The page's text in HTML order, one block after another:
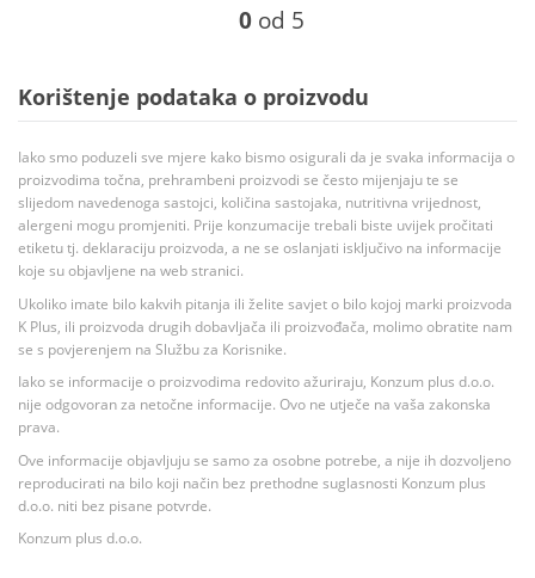
0 od 5
Korištenje podataka o proizvodu
Iako smo poduzeli sve mjere kako bismo osigurali da je svaka informacija o
proizvodima točna, prehrambeni proizvodi se često mijenjaju te se
slijedom navedenoga sastojci, količina sastojaka, nutritivna vrijednost,
alergeni mogu promjeniti. Prije konzumacije trebali biste uvijek pročitati
etiketu tj. deklaraciju proizvoda, a ne se oslanjati isključivo na informacije
koje su objavljene na web stranici.
Ukoliko imate bilo kakvih pitanja ili želite savjet o bilo kojoj marki proizvoda
K Plus, ili proizvoda drugih dobavljača ili proizvođača, molimo obratite nam
se s povjerenjem na Službu za Korisnike.
Iako se informacije o proizvodima redovito ažuriraju, Konzum plus d.o.o.
nije odgovoran za netočne informacije. Ovo ne utječe na vaša zakonska
prava.
Ove informacije objavljuju se samo za osobne potrebe, a nije ih dozvoljeno
reproducirati na bilo koji način bez prethodne suglasnosti Konzum plus
d.o.o. niti bez pisane potvrde.
Konzum plus d.o.o.